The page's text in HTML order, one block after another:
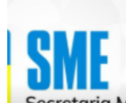
EDUCAÇÃO TODAS